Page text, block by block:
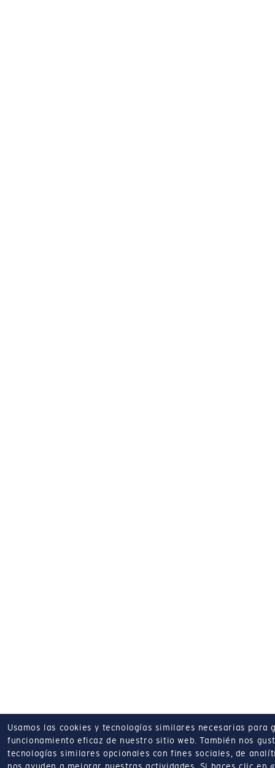
Usamos las cookies y tecnologías similares necesarias para
funcionamiento eficaz de nuestro sitio web. También nos
tecnologías similares opcionales con fines sociales, de